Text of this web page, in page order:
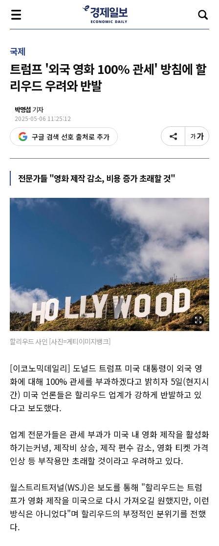
국제
트럼프 '외국 영화 100% 관세' 방침에 할
리우드 우려와 반발
박명섭 기자
2025-05-06 11:25:12
구글 검색 선호 출처로 추가
전문가들 "영화 제작 감소, 비용 증가 초래할 것"
할리우드 사인 [사진=게티이미지뱅크]
[이코노믹데일리] 도널드 트럼프 미국 대통령이 외국 영
화에 대해 100% 관세를 부과하겠다고 밝히자 5일(현지시
간) 미국 언론들은 할리우드 업계가 강하게 반발하고 있
다고 보도했다.
업계 전문가들은 관세 부과가 미국 내 영화 제작을 활성화
하기는커녕, 제작비 상승, 제작 편수 감소, 영화 티켓 가격
인상 등 부작용만 초래할 것이라고 우려하고 있다.
월스트리트저널(WSJ)은 보도를 통해 "할리우드는 트럼
프가 영화 제작을 미국으로 다시 가져오길 원했지만, 이런
방식은 아니었다"며 할리우드의 부정적인 분위기를 전했
다.